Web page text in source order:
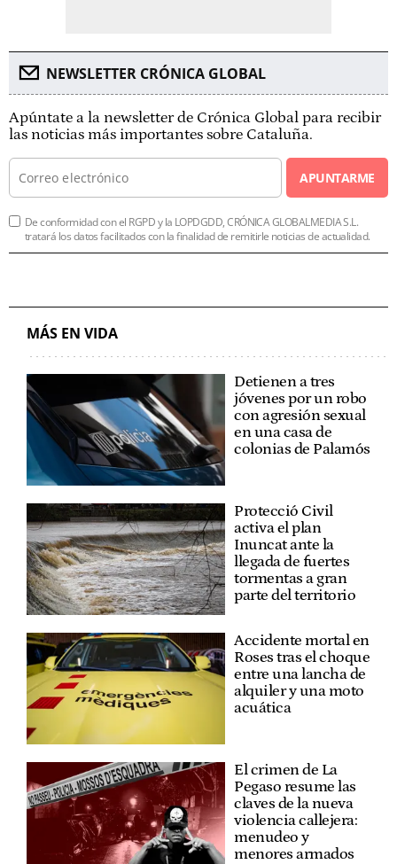
NEWSLETTER CRÓNICA GLOBAL
Apúntate a la newsletter de Crónica Global para recibir
las noticias más importantes sobre Cataluña.
APUNTARME
De conformidad con el RGPD y la LOPDGDD, CRÓNICA GLOBALMEDIA S.L.
tratará los datos facilitados con la finalidad de remitirle noticias de actualidad.
MÁS EN VIDA
Detienen a tres
jóvenes por un robo
con agresión sexual
en una casa de
colonias de Palamós
Protecció Civil
activa el plan
Inuncat ante la
llegada de fuertes
tormentas a gran
parte del territorio
Accidente mortal en
Roses tras el choque
entre una lancha de
alquiler y una moto
acuática
El crimen de La
Pegaso resume las
claves de la nueva
violencia callejera:
menudeo y
menores armados